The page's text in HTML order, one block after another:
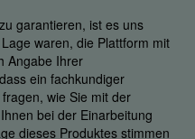
garantieren, ist es uns
waren, die Plattform mit
Angabe Ihrer
ein fachkundiger
wie Sie mit der
bei der Einarbeitung
dieses Produktes stimmen